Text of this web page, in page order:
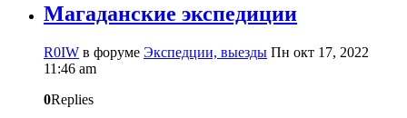
Магаданские экспедиции
R0IW в форуме Экспедции, выезды Пн окт 17, 2022
11:46 am
0Replies